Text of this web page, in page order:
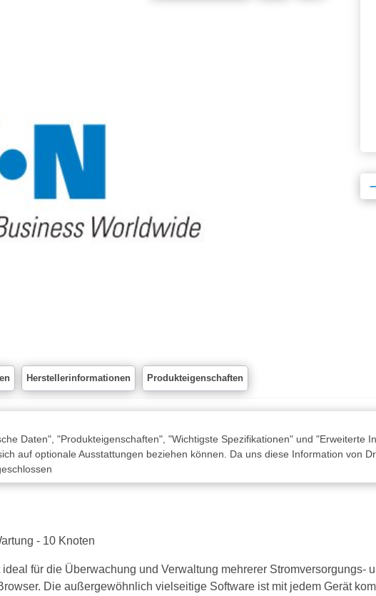
Herstellerinformationen Produkteigenschaften
Daten", "Produkteigenschaften", "Wichtigste Spezifikationen" und "Erweiterte
auf optionale Ausstattungen beziehen können. Da uns diese Information von
- 10 Knoten
für die Überwachung und Verwaltung mehrerer Stromversorgungs-
Die außergewöhnlich vielseitige Software ist mit jedem Gerät